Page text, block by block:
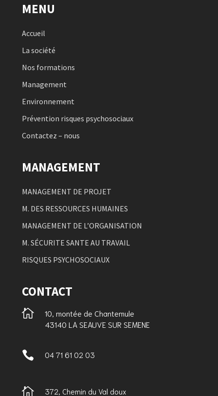
MENU
Accueil
La société
Nos formations
Management
Environnement
Prévention risques psychosociaux
Contactez – nous
MANAGEMENT
MANAGEMENT DE PROJET
M. DES RESSOURCES HUMAINES
MANAGEMENT DE L’ORGANISATION
M. SÉCURITE SANTE AU TRAVAIL
RISQUES PSYCHOSOCIAUX
CONTACT

10, montée de Chantemule
43140 LA SEAUVE SUR SEMENE
 04 71 61 02 03
 372, Chemin du Val doux